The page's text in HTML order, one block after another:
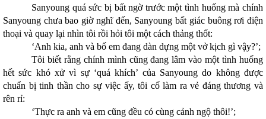
Sanyoung quá sức bị bất ngờ trước một tình huống mà chính
Sanyoung chưa bao giờ nghĩ đến, Sanyoung bất giác buông rơi điện
thoại và quay lại nhìn tôi rồi hỏi tôi một cách thảng thốt:
‘Anh kia, anh và bố em đang dàn dựng một vở kịch gì vậy?’;
Tôi biết rằng chính mình cũng đang lâm vào một tình huống
hết sức khó xử vì sự ‘quá khích’ của Sanyoung do không được
chuẩn bị tinh thần cho sự việc ấy, tôi cố làm ra vẻ đáng thương và
rên rỉ:
‘Thực ra anh và em cũng đều có cùng cảnh ngộ thôi!’;